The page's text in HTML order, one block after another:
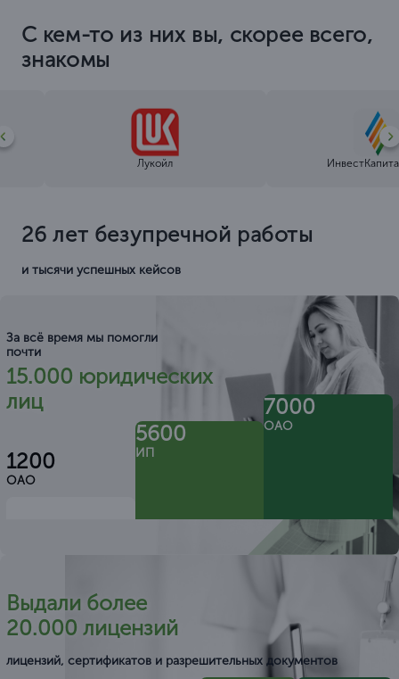
С кем-то из них вы, скорее всего,
знакомы
Лукойл
26 лет безупречной работы
и тысячи успешных кейсов
За всё время мы помогли
почти
15.000 юридических
лиц
1200
ОАО
5600
ИП
7000
ОАО
Выдали более
20.000 лицензий
лицензий, сертификатов и разрешительных документов